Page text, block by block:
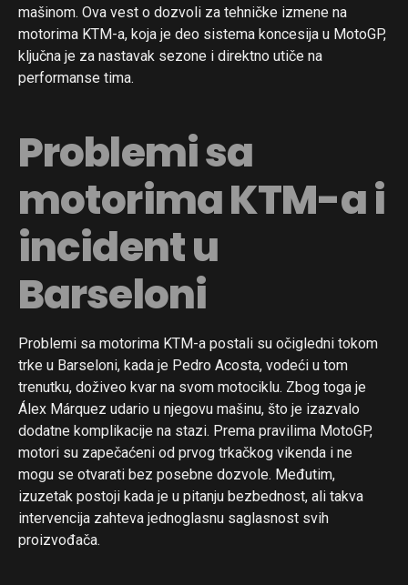
mašinom. Ova vest o dozvoli za tehničke izmene na
motorima KTM-a, koja je deo sistema koncesija u MotoGP,
ključna je za nastavak sezone i direktno utiče na
performanse tima.
Problemi sa
motorima KTM-a i
incident u
Barseloni
Problemi sa motorima KTM-a postali su očigledni tokom
trke u Barseloni, kada je Pedro Acosta, vodeći u tom
trenutku, doživeo kvar na svom motociklu. Zbog toga je
Álex Márquez udario u njegovu mašinu, što je izazvalo
dodatne komplikacije na stazi. Prema pravilima MotoGP,
motori su zapečaćeni od prvog trkačkog vikenda i ne
mogu se otvarati bez posebne dozvole. Međutim,
izuzetak postoji kada je u pitanju bezbednost, ali takva
intervencija zahteva jednoglasnu saglasnost svih
proizvođača.